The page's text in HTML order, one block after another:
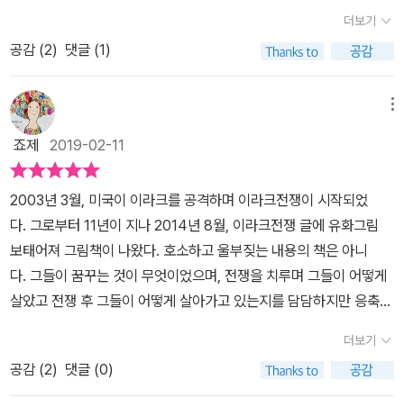
의 이라크 침공에 반대하여 현지에서 반전, 난민 구호, 의료 지원 활동
등을 하기 위해 2003년 1월 결성된 단체로, 박기범 작가는 이 단체를
통해 이라크에 입국했다. 그곳에서 그는 낮에는 주요 시설들을 지키
거나 어린이들을 돌보고, 밤에는 폭격을 버티며 전쟁의 실상을 기록
하고 이라크 인들과 함께 전쟁을 겪었다. 이라크에 다녀온 직후에는
한국의 추가 파병을 막기 위한 단식 운동을 했고, 전범민중재판, 이라
크국제전범재판 등에 참여했으며, 이라크가 내전으로 악화일로를 걷
던 무렵엔, 2003년 인연을 맺었으며 이 책에도 등장하는 이라크 인
살람 아저씨와 함께 한국과 이라크 어린이들의 편지 나눔을 시작하여
지금까지 이어 오고 있다. 10년 만에, 혹은 10년에 걸쳐서야 그곳에
서의 기억을 불러와 쓴 글에 김종숙 화가는 슬픔과 분노를 쏟아 붓듯
엄청난 양의 유화 물감을 들여 총 37점의 그림을 그려 냈다. 한 권의
적인 크기의 캔버스를 채운 그림들을 특수 촬영하고, 원화에 가장 가
까운 색을 구현하기 위해 인쇄에 특별히 신경 썼다. 이라크에서 만난
실제 인물을 찍은 사진을 토대로 그린 원화 전시회가 『그 꿈들』의 출
지 않으리라. 군인이 아이들에게 자신은 포탄과 총알을 날렸지 돌을
도 비교적 이해하기 쉽게 이야기해놨다. 부모자식을 잃어서 분노한
사람들이 미국에 반발하여 전쟁을 벌이려 하지만, 착한 사람들은 착
한 전쟁이 없다는 걸 알고 있다고 책에서는 주장한다. 전쟁이 불러오
는 것은 전쟁 뿐이라는 것이다. 열매가 익을 때까지는 기다려야 한다.
하지만 어떻게 기다릴까? 이는 자연보호와 평화와 좀 더 가난한 사람
들이 살기 좋은 세상을 바라는 모든 활동가들의 숙제일 것이다. 책
에 담겨진 삽화와 행사장에 걸린 그림을 비교해보니 같은 그림임에도
불구하고 상당히 차이가 났다. 화가는 가격을 조정해야 하는지라 그
림의 질을 다 담아내지 못한 점이 아쉽다고 설명했다. 될 수 있으면 이
책도 사고, 전시회도 한 번 가보면 금상첨화일 것 같다는 생각이 든다.
유화를 많이 진열하시는 것 같으니 말이다.
미군은 구원이지 않았습니까. 영원한 우방에 지치지 않는 외사랑! 지
금도 그걸 신앙처럼 믿는 사람이 얼마나 많던가요. 세상에 공짜란 없
는 법. 우리는 얼마나 비싼 도움의 대가를 치르고 있던가요. 아프리카
를 떠올려 봅니다. 가진 게 많아서 가난한 대륙 아프리카. 이라크에 석
유가 없었다면 또 어땠을까요? 영화 '그랜토리노'가 떠오릅니다. 한
국전쟁 때 참전했던 군인 할아버지 역을 클린트이스트우드가 맡았지
요. 그는 자신이 죽였던 소년병을 평생토록 잊지 못합니다. 신앙을 가
질 생각조차 하지 못합니다. 그토록 많은 사람의 피를 묻힌 자신은 구
원의 대상이 아니라고 스스로 여기지요. 이 책에도 그런 군인들이 나
옵니다. 누군가는 자발적으로 참여했지만 누군가는 마지 못해 오기도
했습니다. 어떻든간에 그들이 생각했던 전쟁의 모습은 이런 게 아닐
겁니다. 그들로 하여금 총을 쏘게 하고, 그리하여 무장하지 않은 민간
지 않은 채 계산기를 두드리겠지요. 어느덧 이 나라는 저쪽 군복을 입
은 사람들 뜻대로 움직이고 있었습니다.이 나라의 관청 직원도 다시
뽑았고, 이 나라 군대와 경찰도 새로 만들었습니다.이 모든 것은 저쪽
기만 하다. 당신의 붓질 하나하나가 얼마나 고통스러울지를 알기에.
자신의 모든 것을 살라 버릴 것만 같은, 몸속 식지 않는 불덩이. 그러
을 씩씩하게 해내며, 식당 설거지도 마다하지 않고 즐겁게 해 오고 있
다. 1965년 속초에서 태어났고, 「글과그림」 동인으로 『미친개』에 그
림을 그렸다. 두 분 모두 직업과 생업 사이의 거리를 지닌 분들이라는
점이 우선 감동이 된다. 인터뷰에서 박기범 작가는 세상의 조화를 깨
고 싶지 않아 목수가 되었고, 문화재 복원일도 하기 시작했다고 한
다. http://www.aladin.co.kr/author/wauthor_interview.asp
x?AuthorSearch=@63071 이렇듯 동화작가가 된다는 것은 그
냥 작가가 되는 것과는 조금 더 고단한 일인지도 모르겠다. 왜냐하면
동화작가는 한편의 동화를 개연성있게 그려낼 수 있다는 것을 넘어
는 존재들이기 때문이다. 그 헌신과 열정이 이 책의 그림과 글에서 그
대로 전달되고 있다는 느낌이다. 책을 보고(읽는 것이 아닌), 또 작가
의 삶을 보고 나는 어떤 세계에 바쳐진 삶인가 생각하게 된다. 하느님
옳으냐 그르냐는 문제가 안되는 것이다. 이를 문제삼기에는 '생명'이
라는 가장 고귀한 가치가 실시간으로 위협 받는다. 그렇기에 전쟁은
끔찍하다. 그 시간에는 정의가 없으며, 그 장소에는 생명이 없다. 그럼
에도 불구하고 멈추기가 쉽지 않다. 은하영웅전설에서 양 웬리가 그
랬던가? 사람들은 생명보다 더 소중한 가치가 있다면서 전쟁을 벌이
고 나중에 생명보다 더 소중한 가치는 없다며 전쟁을 멈춘다고. 그 와
중에 이득을 보는 것은 소위 지배자들이라 불리는 최상류층이다. 물
론 전쟁이라는 것이 오로지 물질적 욕구에 의해서 일어나는 것은 아
니다. 시작은 그럴지 모르지만 시간이 지나면 처음에는 욕심 때문에
전쟁을 일으킨 자들조차 자신이 겉치장으로 내세운 명분을 신념으로
착각하기 시작한다. 이렇게 되면 문제는 더 심각해진다. '그 꿈들'이란
책은 미군에 의해 일어난 이라크 전쟁과 그 이후 이야기가 담겨있다.
먼 곳에서 숫자로만 접했던 그 곳의 참혹한 현장과 삶이란 그 어찌 말
로 설명이 가능할까. 아이러니컬하게도 오바마가 대통령이 된 후 이
더보기
공감 (2) 댓글 (1)
죠제 2019-02-11
2003년 3월, 미국이 이라크를 공격하며 이라크전쟁이 시작되었
다. 그로부터 11년이 지나 2014년 8월, 이라크전쟁 글에 유화그림
보태어져 그림책이 나왔다. 호소하고 울부짖는 내용의 책은 아니
다. 그들이 꿈꾸는 것이 무엇이었으며, 전쟁을 치루며 그들이 어떻게
살았고 전쟁 후 그들이 어떻게 살아가고 있는지를 담담하지만 응축된
지만 어쩔 수 없이 피어오른다. 그들의 아픔, 슬픔, 절망, 전쟁의 잔혹
함, 높은 사람들의 숨은 의도가. 그들의 전쟁에 점점 무관심하고 외면
한 것이 우리가 가담한 전쟁이 아니다 할지라도 전쟁을 일정부분 동
더보기
공감 (2) 댓글 (0)